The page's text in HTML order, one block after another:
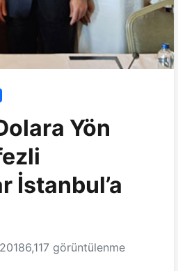
Yön
İstanbul’a
6,117 görüntülenme